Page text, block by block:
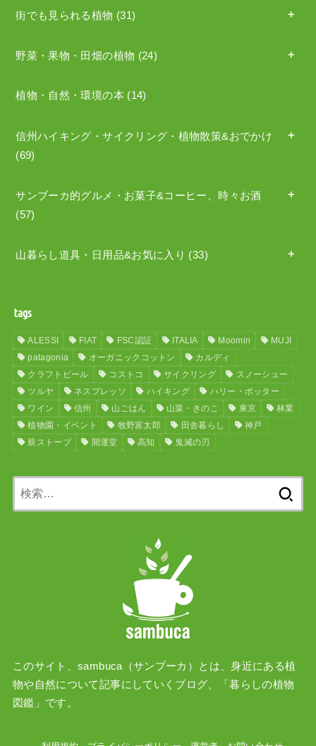
街でも見られる植物 (31)
野菜・果物・田畑の植物 (24)
植物・自然・環境の本 (14)
信州ハイキング・サイクリング・植物散策&おでかけ
(69)
サンブーカ的グルメ・お菓子&コーヒー、時々お酒
(57)
山暮らし道具・日用品&お気に入り (33)
tags
ALESSI FIAT FSC認証 ITALIA Moomin
MUJI
patagonia
オーガニックコットン
カルディ
クラフトビール
コストコ サイクリング
スノーシュー
ツルヤ
ネスプレッソ ハイキング
ハリー・ポッター
ワイン
信州 山ごはん 山菜・きのこ 東京
林業
植物園・イベント
牧野富太郎 田舎暮らし
神戸
薪ストーブ
開運堂 高知 鬼滅の刃
このサイト、sambuca（サンブーカ）とは、身近にある植
物や自然について記事にしていくブログ、「暮らしの植物
図鑑」です。